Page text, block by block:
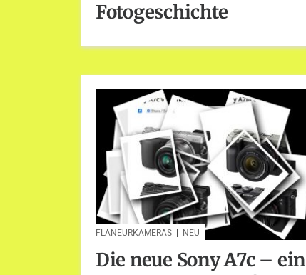
Fotogeschichte
FLANEURKAMERAS NEU
Die neue Sony A7c – ein